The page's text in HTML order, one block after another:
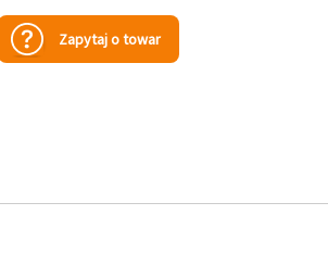
Zapytaj o towar